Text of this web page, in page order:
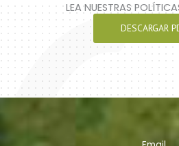
LEA NUESTRAS
DESCARGAR